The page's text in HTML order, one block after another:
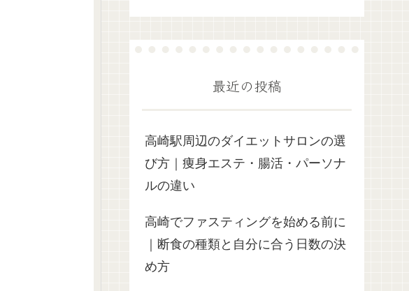
最近の投稿
高崎駅周辺のダイエットサロンの選
び方｜痩身エステ・腸活・パーソナ
ルの違い
高崎でファスティングを始める前に
｜断食の種類と自分に合う日数の決
め方